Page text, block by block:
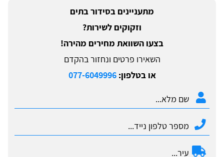
מתעניינים בסידור בתים
וזקוקים לשירות?
בצעו השוואת מחירים מהירה!
השאירו פרטים ונחזור בהקדם
או בטלפון:077-6049996